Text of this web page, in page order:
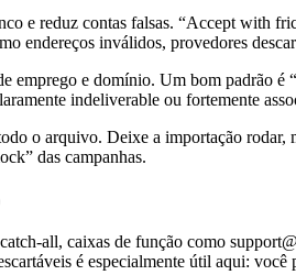
e reduz contas falsas. “Accept with
endereços inválidos, provedores
emprego e domínio. Um bom
indeliverable ou fortemente
o arquivo. Deixe a importação rodar,
das campanhas.
all, caixas de função como
é especialmente útil aqui: